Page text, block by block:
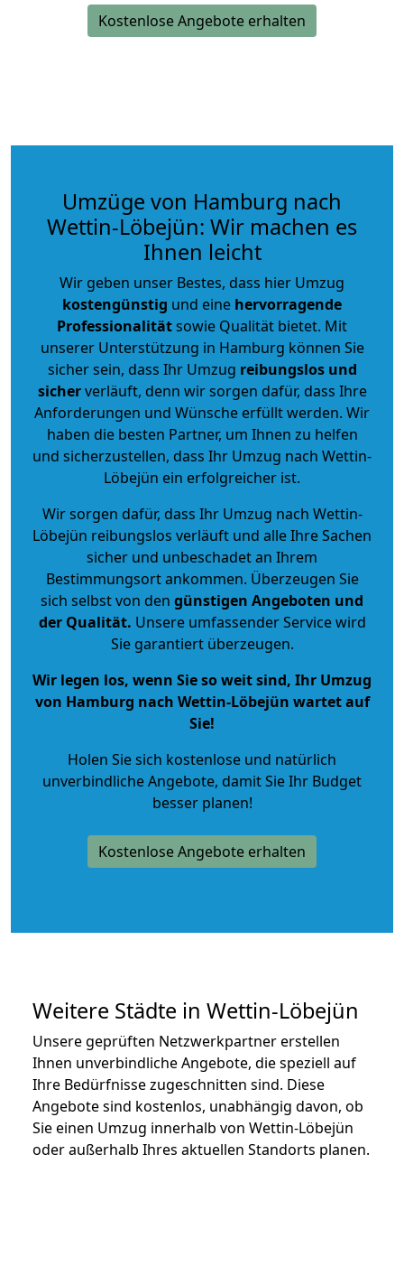
Kostenlose Angebote erhalten
Umzüge von Hamburg nach
Wettin-Löbejün: Wir machen es
Ihnen leicht
Wir geben unser Bestes, dass hier Umzug
kostengünstig und eine hervorragende
Professionalitätsowie Qualität bietet. Mit
unserer Unterstützung in Hamburg können Sie
sicher sein, dass Ihr Umzug reibungslos und
sicherverläuft, denn wir sorgen dafür, dass Ihre
Anforderungen und Wünsche erfüllt werden. Wir
haben die besten Partner, um Ihnen zu helfen
und sicherzustellen, dass Ihr Umzug nach Wettin-
Löbejün ein erfolgreicher ist.
Wir sorgen dafür, dass Ihr Umzug nach Wettin-
Löbejün reibungslos verläuft und alle Ihre Sachen
sicher und unbeschadet an Ihrem
Bestimmungsort ankommen. Überzeugen Sie
sich selbst von den günstigen Angeboten und
der Qualität. Unsere umfassender Service wird
Sie garantiert überzeugen.
Wir legen los, wenn Sie so weit sind, Ihr Umzug
von Hamburg nach Wettin-Löbejün wartet auf
Sie!
Holen Sie sich kostenlose und natürlich
unverbindliche Angebote, damit Sie Ihr Budget
besser planen!
Kostenlose Angebote erhalten
Weitere Städte in Wettin-Löbejün
Unsere geprüften Netzwerkpartner erstellen
Ihnen unverbindliche Angebote, die speziell auf
Ihre Bedürfnisse zugeschnitten sind. Diese
Angebote sind kostenlos, unabhängig davon, ob
Sie einen Umzug innerhalb von Wettin-Löbejün
oder außerhalb Ihres aktuellen Standorts planen.